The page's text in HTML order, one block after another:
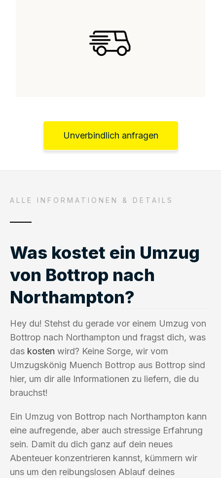
Unverbindlich anfragen
ALLE INFORMATIONEN & DETAILS
Was kostet ein Umzug
von Bottrop nach
Northampton?
Hey du! Stehst du gerade vor einem Umzug von
Bottrop nach Northampton und fragst dich, was
das kosten wird? Keine Sorge, wir vom
Umzugskönig Muench Bottrop aus Bottrop sind
hier, um dir alle Informationen zu liefern, die du
brauchst!
Ein Umzug von Bottrop nach Northampton kann
eine aufregende, aber auch stressige Erfahrung
sein. Damit du dich ganz auf dein neues
Abenteuer konzentrieren kannst, kümmern wir
uns um den reibungslosen Ablauf deines